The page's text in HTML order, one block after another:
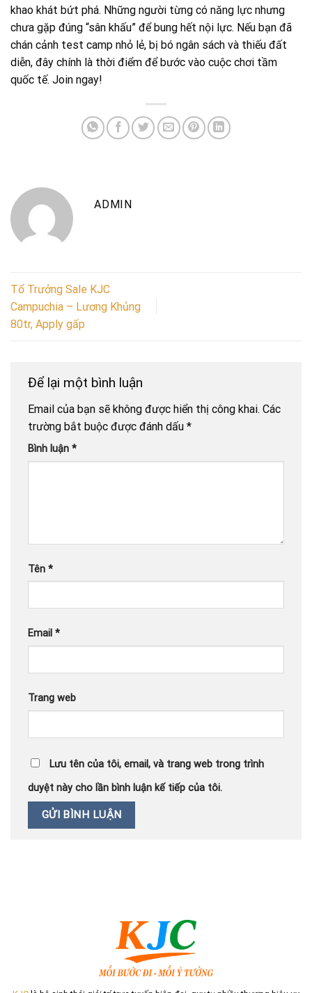
khao khát bứt phá. Những người từng có năng lực nhưng
chưa gặp đúng “sân khấu” để bung hết nội lực. Nếu bạn đã
chán cảnh test camp nhỏ lẻ, bị bó ngân sách và thiếu đất
diễn, đây chính là thời điểm để bước vào cuộc chơi tầm
quốc tế. Join ngay!
ADMIN
Tổ Trưởng Sale KJC
Campuchia – Lương Khủng
80tr, Apply gấp
Để lại một bình luận
Email của bạn sẽ không được hiển thị công khai. Các
trường bắt buộc được đánh dấu *
Bình luận *
Tên *
Email *
Trang web
Lưu tên của tôi, email, và trang web trong trình
duyệt này cho lần bình luận kế tiếp của tôi.